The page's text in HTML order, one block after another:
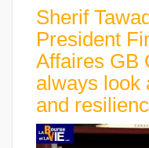
Sherif
President
Affaires GB
always look
and